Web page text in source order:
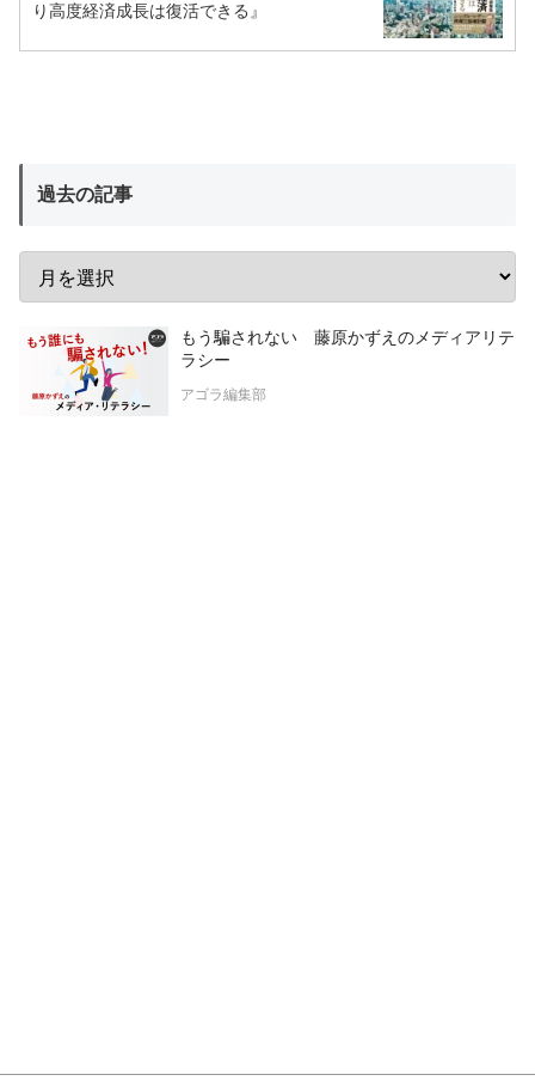
り高度経済成長は復活できる』
過去の記事
もう騙されない 藤原かずえのメディアリテ
ラシー
アゴラ編集部